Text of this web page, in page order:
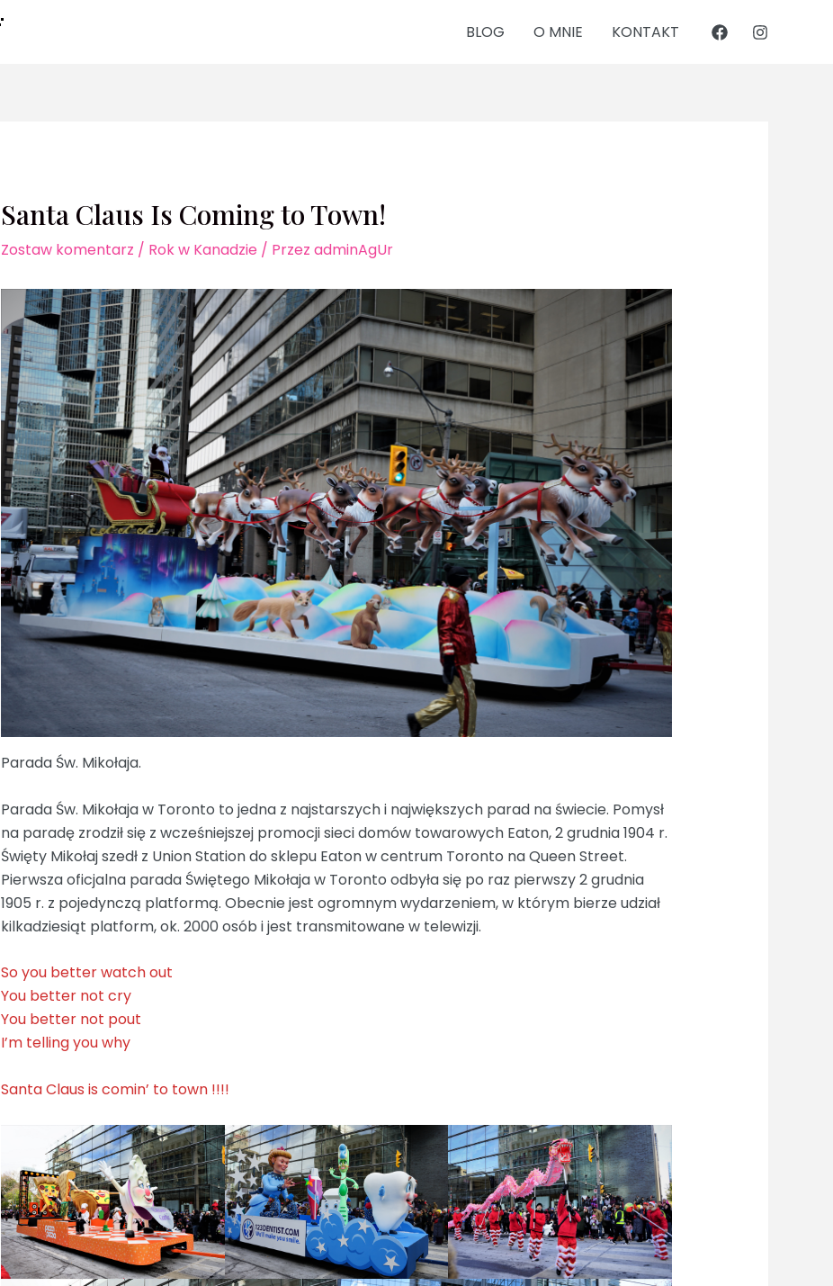
BLOG O MNIE KONTAKT
Santa Claus Is Coming to Town!
Zostaw komentarz / Rok w Kanadzie / Przez adminAgUr
Parada Św. Mikołaja.
Parada Św. Mikołaja w Toronto to jedna z najstarszych i największych parad na świecie. Pomysł
na paradę zrodził się z wcześniejszej promocji sieci domów towarowych Eaton, 2 grudnia 1904 r.
Święty Mikołaj szedł z Union Station do sklepu Eaton w centrum Toronto na Queen Street.
Pierwsza oficjalna parada Świętego Mikołaja w Toronto odbyła się po raz pierwszy 2 grudnia
1905 r. z pojedynczą platformą. Obecnie jest ogromnym wydarzeniem, w którym bierze udział
kilkadziesiąt platform, ok. 2000 osób i jest transmitowane w telewizji.
So you better watch out
You better not cry
You better not pout
I’m telling you why
Santa Claus is comin’ to town !!!!